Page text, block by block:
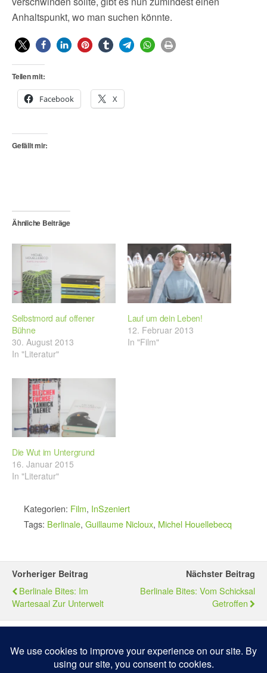
Anhaltspunkt, wo man suchen könnte.
Teilen mit:
Facebook X
Gefällt mir:
Ähnliche Beiträge
Selbstmord auf offener
Bühne
30. August 2013
In "Literatur"
Lauf um dein Leben!
12. Februar 2013
In "Film"
Die Wut im Untergrund
16. Januar 2015
In "Literatur"
Kategorien: Film, InSzeniert
Tags: Berlinale, Guillaume Nicloux, Michel Houellebecq
Vorheriger Beitrag
Berlinale Bites: Im
Wartesaal Zur Unterwelt
Nächster Beitrag
Berlinale Bites: Vom Schicksal
Getroffen
Zum Seitenanfang